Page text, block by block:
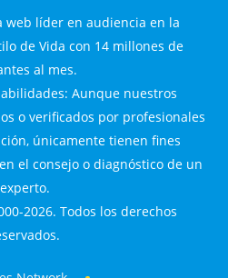
web líder en audiencia en la
de Vida con 14 millones de
al mes.
Aunque nuestros
o verificados por profesionales
únicamente tienen fines
el consejo o diagnóstico de un
experto.
2026. Todos los derechos